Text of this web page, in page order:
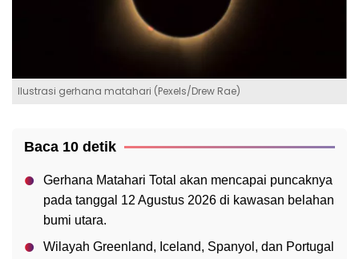
Ilustrasi gerhana matahari (Pexels/Drew Rae)
Baca 10 detik
Gerhana Matahari Total akan mencapai puncaknya
pada tanggal 12 Agustus 2026 di kawasan belahan
bumi utara.
Wilayah Greenland, Iceland, Spanyol, dan Portugal